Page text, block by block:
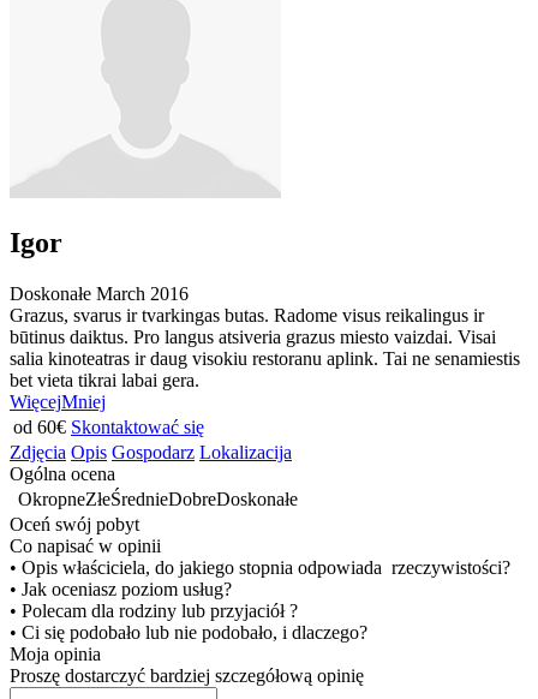
Igor
Doskonałe March 2016
Grazus, svarus ir tvarkingas butas. Radome visus reikalingus ir
būtinus daiktus. Pro langus atsiveria grazus miesto vaizdai. Visai
salia kinoteatras ir daug visokiu restoranu aplink. Tai ne senamiestis
bet vieta tikrai labai gera.
WięcejMniej
od 60€ Skontaktować się
Zdjęcia Opis Gospodarz Lokalizacija
Ogólna ocena
OkropneZłeŚrednieDobreDoskonałe
Oceń swój pobyt
Co napisać w opinii
• Opis właściciela, do jakiego stopnia odpowiada rzeczywistości?
• Jak oceniasz poziom usług?
• Polecam dla rodziny lub przyjaciół ?
• Ci się podobało lub nie podobało, i dlaczego?
Moja opinia
Proszę dostarczyć bardziej szczegółową opinię